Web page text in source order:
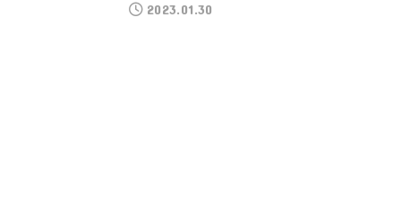
2023.01.30